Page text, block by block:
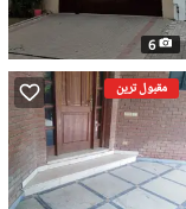
6
مقبول ترین